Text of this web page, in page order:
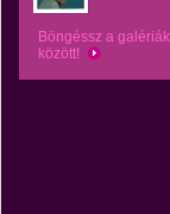
Böngéssz a galériák
között!